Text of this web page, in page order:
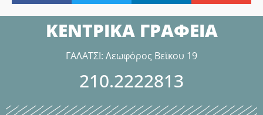
ΚΕΝΤΡΙΚΑ ΓΡΑΦΕΙΑ
ΓΑΛΑΤΣΙ: Λεωφόρος Βεϊκου 19
210.2222813